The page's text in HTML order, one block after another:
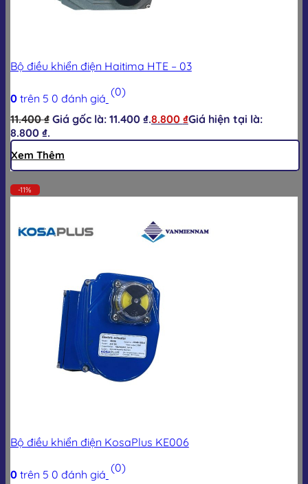
Bộ điều khiển điện Haitima HTE – 03
0trên 5 0 đánh giá (0)
11.400₫ Giá gốc là: 11.400 ₫.8.800 ₫Giá hiện tại là:
8.800 ₫.
Xem Thêm
-11%
Bộ điều khiển điện KosaPlus KE006
0trên 5 0 đánh giá (0)